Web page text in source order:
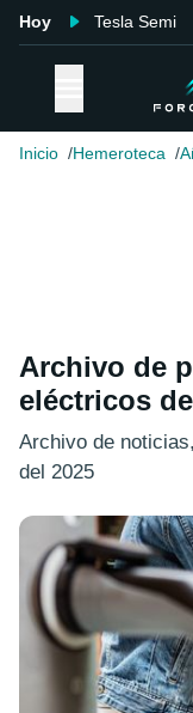
Hoy Tesla Semi
Inicio Hemeroteca
Archivo de
eléctricos
Archivo de
del 2025